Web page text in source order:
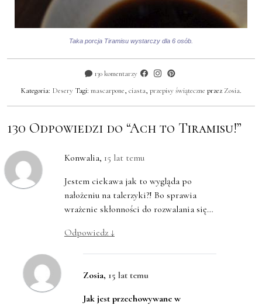
Taka porcja Tiramisu wystarczy dla 6 osób.
130 komentarzy
Kategoria: Desery Tagi: mascarpone, ciasta, przepisy świąteczne przez Zosia.
130 Odpowiedzi do “Ach to Tiramisu!”
Konwalia, 15 lat temu
Jestem ciekawa jak to wygląda po
nałożeniu na talerzyki?! Bo sprawia
wrażenie skłonności do rozwalania się…
Odpowiedz ↓
Zosia, 15 lat temu
Jak jest przechowywane w